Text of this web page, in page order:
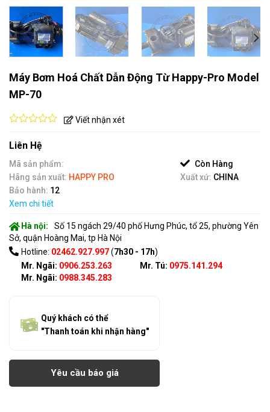
Máy Bơm Hoá Chất Dẫn Động Từ Happy-Pro Model
MP-70
out
of
5
Viết nhận xét
Liên Hệ
Mã sản phẩm:
Còn Hàng
Hãng sản xuất: HAPPY PRO Xuất xứ: CHINA
Bảo hành: 12
Xem chi tiết
Hà nội:
Số 15 ngách 29/40 phố Hưng Phúc, tổ 25, phường Yên
Sở, quận Hoàng Mai, tp Hà Nội
Hotline: 02462.927.997(7h30 - 17h)
Mr. Ngãi: 0906.253.263
Mr. Ngãi: 0988.345.283
Mr. Tú: 0975.141.294
Quý khách có thể
"Thanh toán khi nhận hàng"
Yêu cầu báo giá